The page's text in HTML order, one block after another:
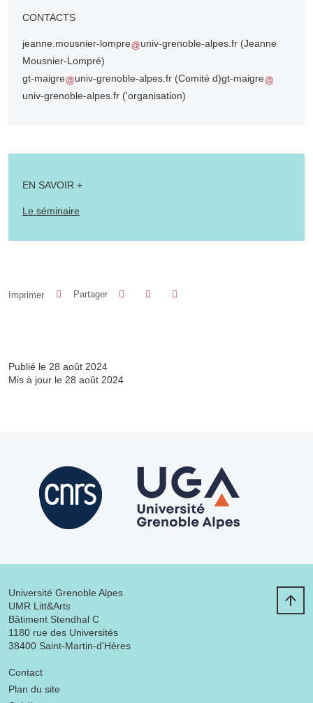
CONTACTS
jeanne.mousnier-lompre univ-grenoble-alpes.fr (Jeanne
Mousnier-Lompré)
gt-maigre
univ-grenoble-alpes.fr (Comité d)gt-maigre
univ-grenoble-alpes.fr ('organisation)
EN SAVOIR +
Le séminaire
Imprimer Partager Partager sur Facebook
Partager sur LinkedIn
Publié le 28 août 2024
Mis à jour le 28 août 2024
Université Grenoble Alpes
UMR Litt&Arts
Bâtiment Stendhal C
1180 rue des Universités
38400 Saint-Martin-d'Hères
Menu footer
Contact
Plan du site